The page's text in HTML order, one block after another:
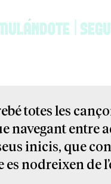
totes les
navegant entre
inicis, que
nodreixen de